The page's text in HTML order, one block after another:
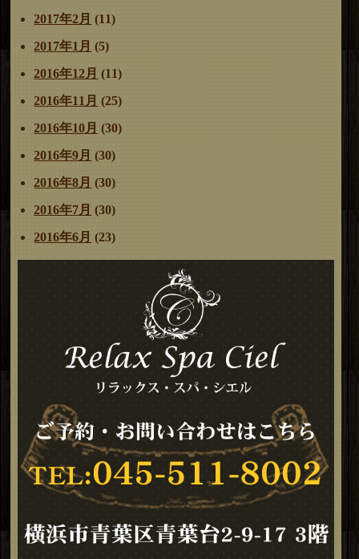
2017年2月 (11)
2017年1月 (5)
2016年12月 (11)
2016年11月 (25)
2016年10月 (30)
2016年9月 (30)
2016年8月 (30)
2016年7月 (30)
2016年6月 (23)